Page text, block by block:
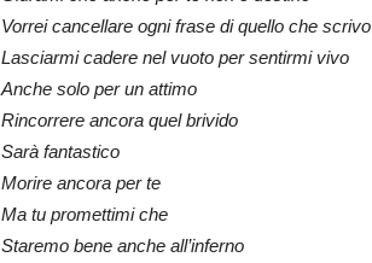
Vorrei cancellare ogni frase di quello che scrivo
Lasciarmi cadere nel vuoto per sentirmi vivo
Anche solo per un attimo
Rincorrere ancora quel brivido
Sarà fantastico
Morire ancora per te
Ma tu promettimi che
Staremo bene anche all’inferno